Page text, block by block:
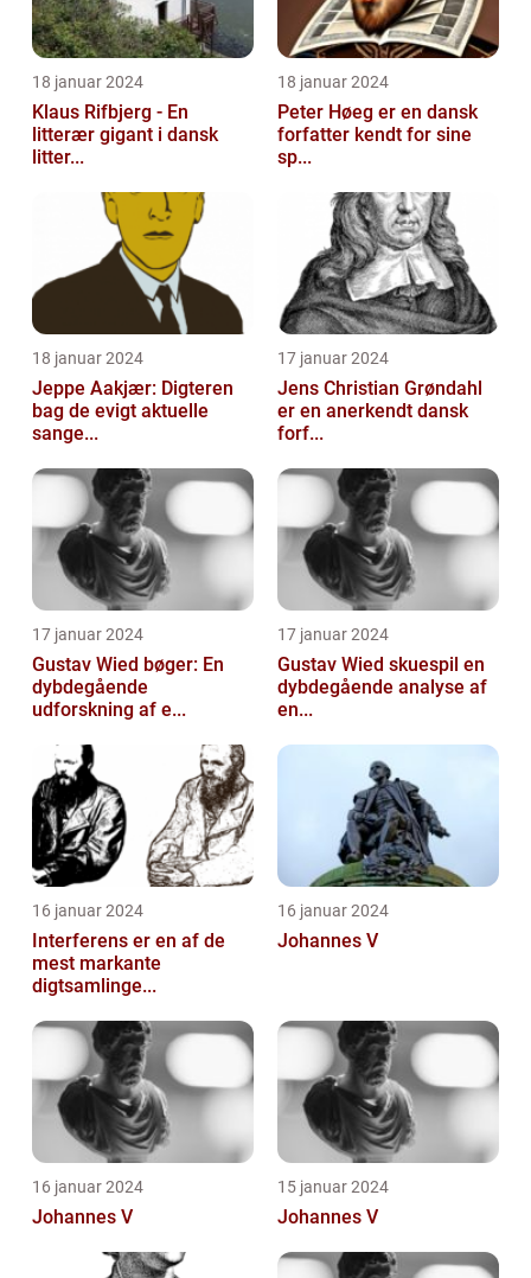
18 januar 2024
Klaus Rifbjerg - En
litterær gigant i dansk
litter...
18 januar 2024
Peter Høeg er en dansk
forfatter kendt for sine
sp...
18 januar 2024
Jeppe Aakjær: Digteren
bag de evigt aktuelle
sange...
17 januar 2024
Jens Christian Grøndahl
er en anerkendt dansk
forf...
17 januar 2024
Gustav Wied bøger: En
dybdegående
udforskning af e...
17 januar 2024
Gustav Wied skuespil en
dybdegående analyse af
en...
16 januar 2024
Interferens er en af de
mest markante
digtsamlinge...
16 januar 2024
Johannes V
16 januar 2024
Johannes V
15 januar 2024
Johannes V